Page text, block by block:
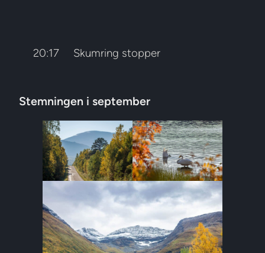
20:17 Skumring stopper
Stemningen i september